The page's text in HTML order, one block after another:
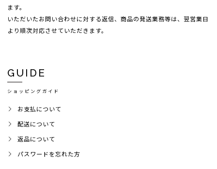
ます。
いただいたお問い合わせに対する返信、商品の発送業務等は、翌営業日
より順次対応させていただきます。
GUIDE
ショッピングガイド
お支払について
配送について
返品について
パスワードを忘れた方